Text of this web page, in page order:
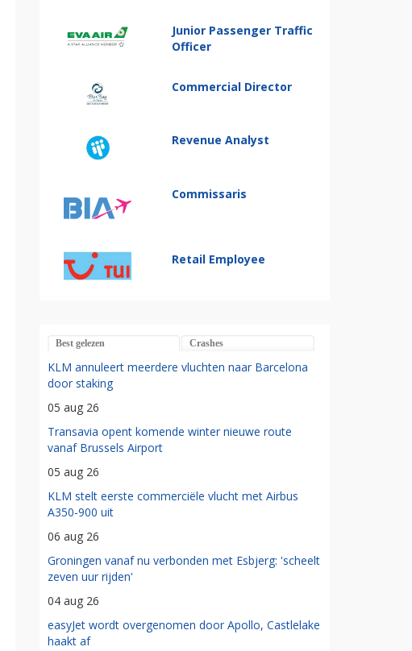
Junior Passenger Traffic
Officer
Commercial Director
Revenue Analyst
Commissaris
Retail Employee
Best gelezen Crashes
KLM annuleert meerdere vluchten naar Barcelona
door staking
05 aug 26
Transavia opent komende winter nieuwe route
vanaf Brussels Airport
05 aug 26
KLM stelt eerste commerciële vlucht met Airbus
A350-900 uit
06 aug 26
Groningen vanaf nu verbonden met Esbjerg: 'scheelt
zeven uur rijden'
04 aug 26
easyJet wordt overgenomen door Apollo, Castlelake
haakt af